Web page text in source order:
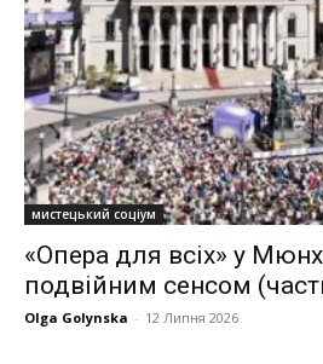
мистецький соціум
«Опера для всіх» у
подвійним сенсом
Olga Golynska - 12 Липня 2026